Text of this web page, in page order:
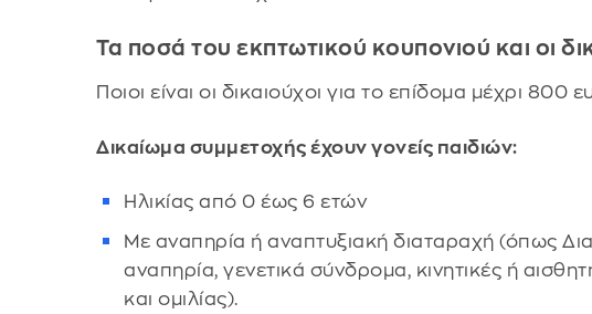
Τα ποσά του εκπτωτικού κουπονιού και οι
Ποιοι είναι οι δικαιούχοι για το επίδομα μέχρι 800
Δικαίωμα συμμετοχής έχουν γονείς παιδιών:
Ηλικίας από 0 έως 6 ετών
Με αναπηρία ή αναπτυξιακή διαταραχή (όπως
αναπηρία, γενετικά σύνδρομα, κινητικές ή
και ομιλίας).